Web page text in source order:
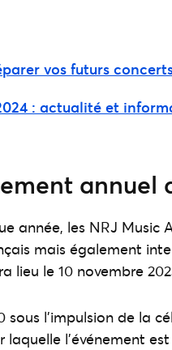
vos futurs
: actualité et
annuel
année, les NRJ Music
mais également
lieu le 10 novembre
sous l’impulsion de la
laquelle l’événement